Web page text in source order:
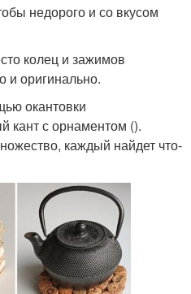
недорого и со вкусом
колец и зажимов
и оригинально.
окантовки
кант с орнаментом ().
каждый найдет что-